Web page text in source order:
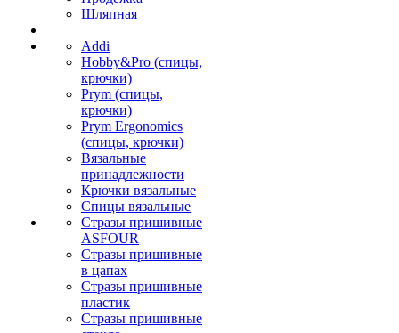
Шляпная
Addi
Hobby&Pro (спицы,
крючки)
Prym (спицы,
крючки)
Prym Ergonomics
(спицы, крючки)
Вязальные
принадлежности
Крючки вязальные
Спицы вязальные
Стразы пришивные
ASFOUR
Стразы пришивные
в цапах
Стразы пришивные
пластик
Стразы пришивные